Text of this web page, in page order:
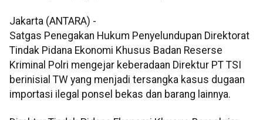
Jakarta (ANTARA) -
Satgas Penegakan Hukum Penyelundupan Direktorat
Tindak Pidana Ekonomi Khusus Badan Reserse
Kriminal Polri mengejar keberadaan Direktur PT TSI
berinisial TW yang menjadi tersangka kasus dugaan
importasi ilegal ponsel bekas dan barang lainnya.